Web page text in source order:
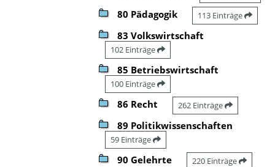
80 Pädagogik 113 Einträge
83 Volkswirtschaft
102 Einträge
85 Betriebswirtschaft
100 Einträge
86 Recht 262 Einträge
89 Politikwissenschaften
59 Einträge
90 Gelehrte 220 Einträge